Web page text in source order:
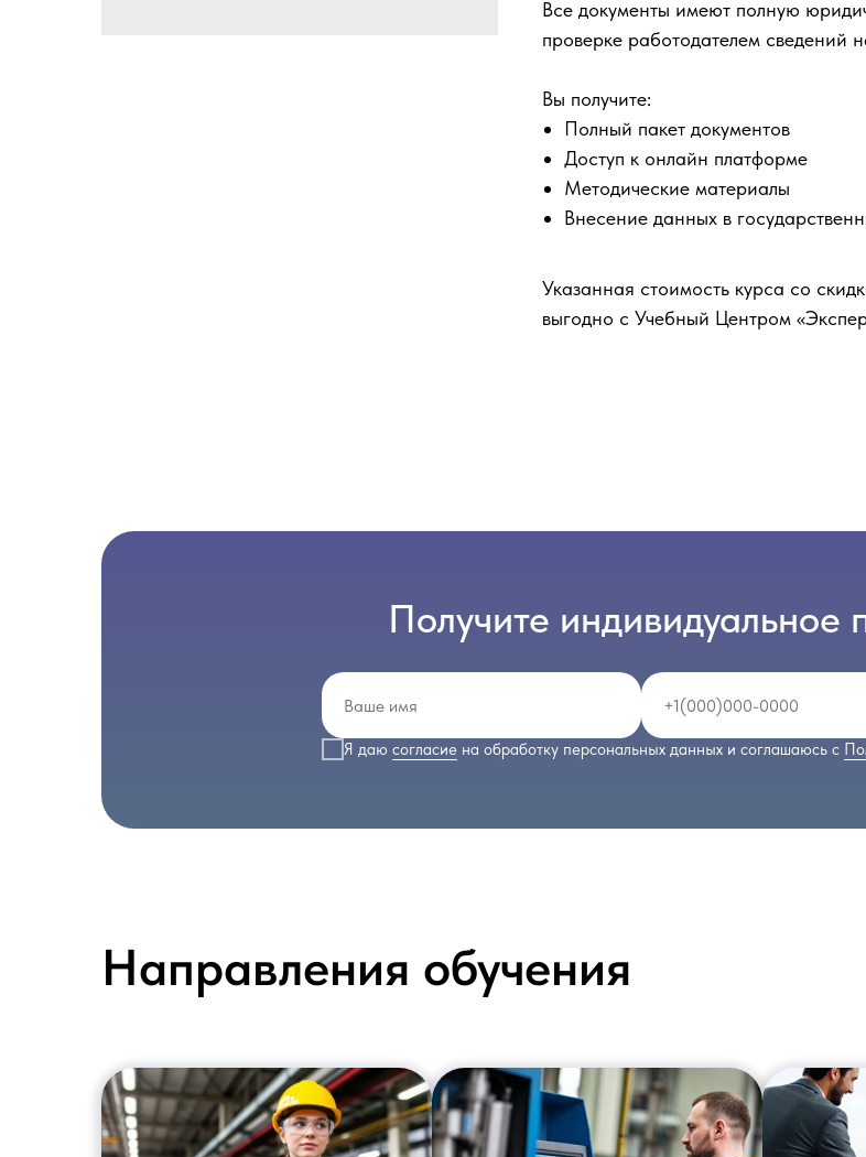
Все документы имеют полную
проверке работодателем сведений
Вы получите:
Полный пакет документов
Доступ к онлайн платформе
Методические материалы
Внесение данных в
Указанная стоимость курса со
выгодно с Учебный Центром
Получите индивидуальное
Я даю согласие на обработку персональных данных и соглашаюсь с
Направления обучения